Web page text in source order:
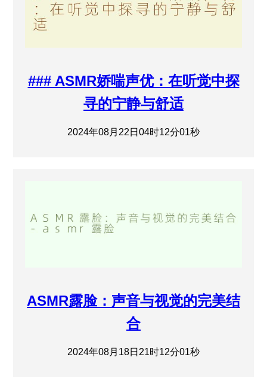
### ASMR娇喘声优：在听觉中探
寻的宁静与舒适
2024年08月22日04时12分01秒
ASMR露脸：声音与视觉的完美结
合
2024年08月18日21时12分01秒